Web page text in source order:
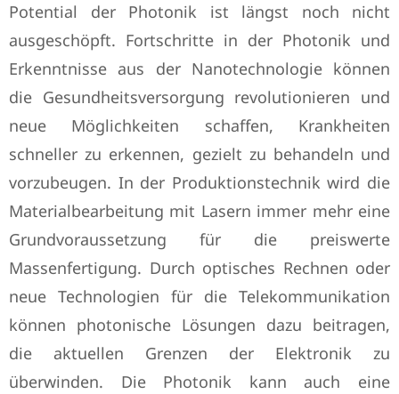
Potential der Photonik ist längst noch nicht
ausgeschöpft. Fortschritte in der Photonik und
Erkenntnisse aus der Nanotechnologie können
die Gesundheitsversorgung revolutionieren und
neue Möglichkeiten schaffen, Krankheiten
schneller zu erkennen, gezielt zu behandeln und
vorzubeugen. In der Produktionstechnik wird die
Materialbearbeitung mit Lasern immer mehr eine
Grundvoraussetzung für die preiswerte
Massenfertigung. Durch optisches Rechnen oder
neue Technologien für die Telekommunikation
können photonische Lösungen dazu beitragen,
die aktuellen Grenzen der Elektronik zu
überwinden. Die Photonik kann auch eine